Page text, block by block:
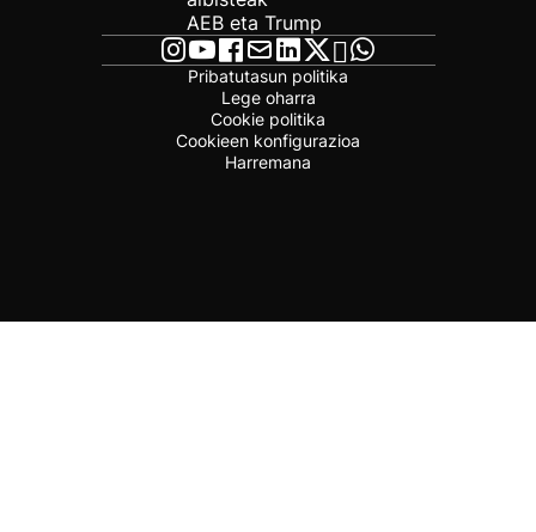
AEB eta Trump
Pribatutasun politika
Lege oharra
Cookie politika
Cookieen konfigurazioa
Harremana